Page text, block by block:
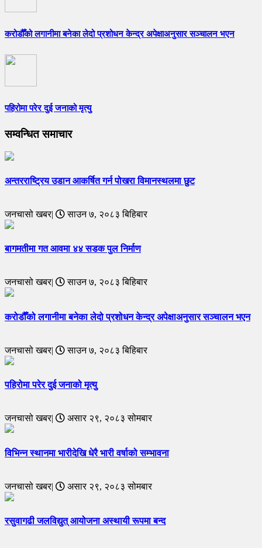
करोडौँको लगानीमा बनेका लेदो प्रशोधन केन्द्र अपेक्षाअनुसार सञ्चालन भएन
पहिरोमा परेर दुई जनाको मृत्यु
सम्वन्धित समाचार
अन्तरराष्ट्रिय उडान आकर्षित गर्न पोखरा विमानस्थलमा छुट
जनचासो खबर| साउन ७, २०८३ बिहिबार
बागमतीमा गत आवमा ४४ सडक पुल निर्माण
जनचासो खबर| साउन ७, २०८३ बिहिबार
करोडौँको लगानीमा बनेका लेदो प्रशोधन केन्द्र अपेक्षाअनुसार सञ्चालन भएन
जनचासो खबर| साउन ७, २०८३ बिहिबार
पहिरोमा परेर दुई जनाको मृत्यु
जनचासो खबर| असार २९, २०८३ सोमबार
विभिन्न स्थानमा भारीदेखि धेरै भारी वर्षाको सम्भावना
जनचासो खबर| असार २९, २०८३ सोमबार
रसुवागढी जलविद्युत् आयोजना अस्थायी रूपमा बन्द